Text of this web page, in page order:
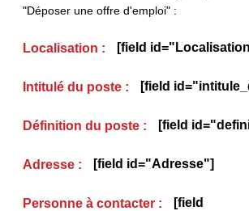
"Déposer une offre d'emploi" :
Localisation : [field
Intitulé du poste : [field
Définition du poste : [field
Adresse : [field id="Adresse"]
Personne à contacter :
[field